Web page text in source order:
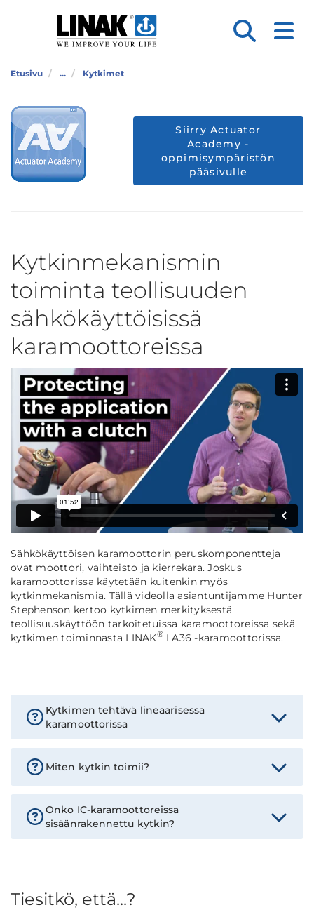
Etusivu ... Kytkimet
Siirry Actuator
Academy -
oppimisympäristön
pääsivulle
Kytkinmekanismin
toiminta teollisuuden
sähkökäyttöisissä
karamoottoreissa
Sähkökäyttöisen karamoottorin peruskomponentteja
ovat moottori, vaihteisto ja kierrekara. Joskus
karamoottorissa käytetään kuitenkin myös
kytkinmekanismia. Tällä videolla asiantuntijamme Hunter
Stephenson kertoo kytkimen merkityksestä
teollisuuskäyttöön tarkoitetuissa karamoottoreissa sekä
kytkimen toiminnasta LINAK®LA36 -karamoottorissa.
Kytkimen tehtävä lineaarisessa
karamoottorissa
Miten kytkin toimii?
Onko IC-karamoottoreissa
sisäänrakennettu kytkin?
Tiesitkö, että...?